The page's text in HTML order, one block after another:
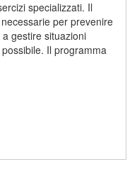
specializzati. Il
per prevenire
gestire situazioni
Il programma